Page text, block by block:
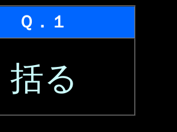
Ｑ．１
括る